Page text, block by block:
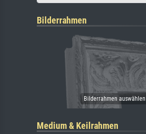
Bilderrahmen
Medium & Keilrahmen